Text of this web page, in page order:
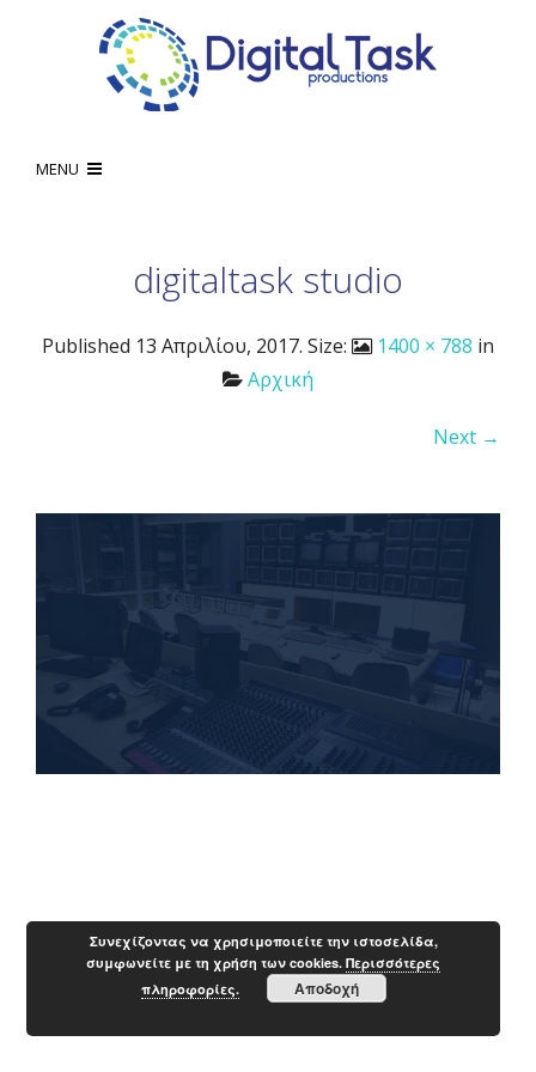
MENU
digitaltask studio
Published 13 Απριλίου, 2017. Size: 1400 × 788 in
Αρχική
Next →
Συνεχίζοντας να χρησιμοποιείτε την ιστοσελίδα,
συμφωνείτε με τη χρήση των cookies.Περισσότερες
πληροφορίες.
Αποδοχή